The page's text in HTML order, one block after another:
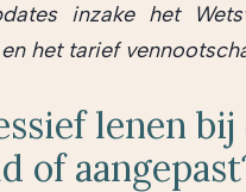
inzake het
het tarief
lenen
of